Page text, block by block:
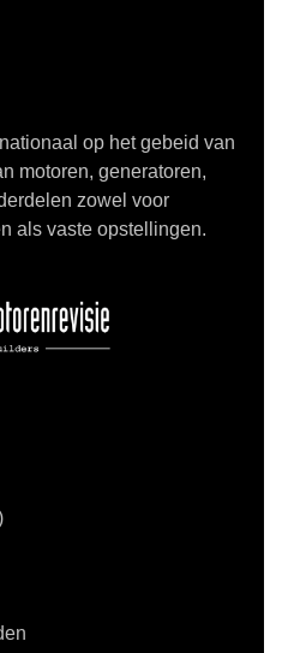
op het gebeid van
motoren, generatoren,
zowel voor
als vaste opstellingen.